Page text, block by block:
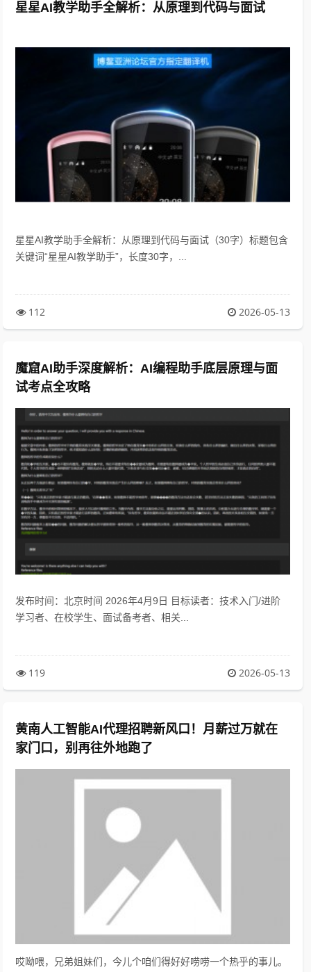
星星AI教学助手全解析：从原理到代码与面试
星星AI教学助手全解析：从原理到代码与面试（30字）标题包含
关键词“星星AI教学助手”，长度30字，...
112 2026-05-13
魔窟AI助手深度解析：AI编程助手底层原理与面
试考点全攻略
发布时间：北京时间 2026年4月9日 目标读者：技术入门/进阶
学习者、在校学生、面试备考者、相关...
119 2026-05-13
黄南人工智能AI代理招聘新风口！月薪过万就在
家门口，别再往外地跑了
哎呦喂，兄弟姐妹们，今儿个咱们得好好唠唠一个热乎的事儿。